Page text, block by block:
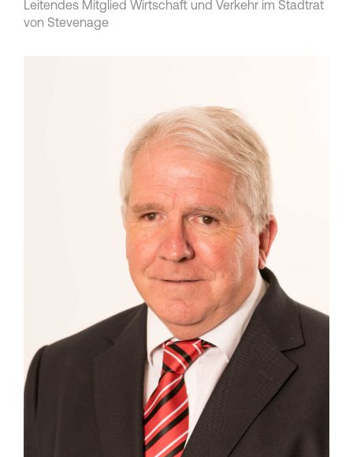
Leitendes Mitglied Wirtschaft und Verkehr im Stadtrat
von Stevenage